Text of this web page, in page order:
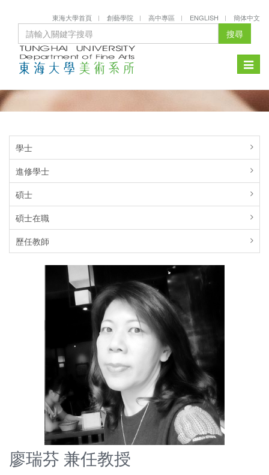
東海大學首頁 創藝學院 高中專區 ENGLISH 簡体中文
搜尋
Toggle
學士
進修學士
碩士
碩士在職
歷任教師
廖瑞芬 兼任教授